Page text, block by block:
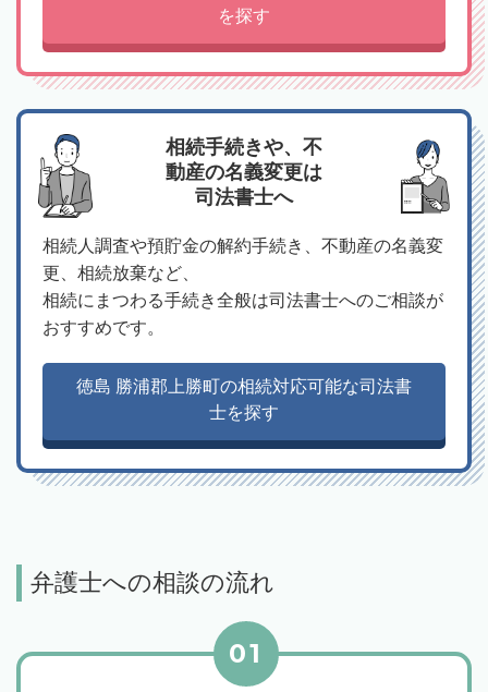
を探す
相続手続きや、不
動産の名義変更は
司法書士へ
相続人調査や預貯金の解約手続き、不動産の名義変
更、相続放棄など、
相続にまつわる手続き全般は司法書士へのご相談が
おすすめです。
徳島 勝浦郡上勝町の相続対応可能な司法書
士を探す
弁護士への相談の流れ
01